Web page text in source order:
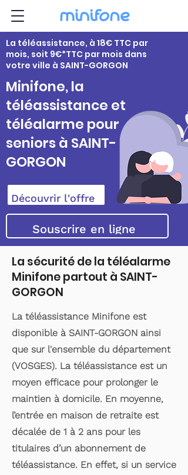
La téléassistance, à 18€ TTC par
mois, soit 9€*TTC par mois dans
votre ville à SAINT-GORGON
Minifone, la
téléassistance et
téléalarme pour
seniors à SAINT-
GORGON
Découvrir l'offre
Souscrire en ligne
La sécurité de la téléalarme
Minifone partout à SAINT-
GORGON
La téléassistance Minifone est
disponible à SAINT-GORGON ainsi
que sur l'ensemble du département
(VOSGES). La téléassistance est un
moyen efficace pour prolonger le
maintien à domicile. En moyenne,
l’entrée en maison de retraite est
décalée de 1 à 2 ans pour les
titulaires d’un abonnement de
téléassistance. En effet, si un service